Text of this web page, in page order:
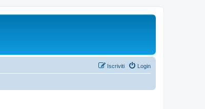
Login
Iscriviti